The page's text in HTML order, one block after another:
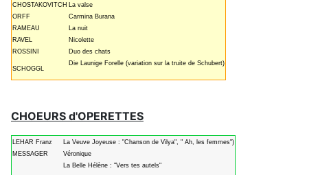
CHOSTAKOVITCH
La valse
ORFF
Carmina Burana
RAMEAU
La nuit
RAVEL
Nicolette
ROSSINI
Duo des chats
SCHOGGL
Die Launige Forelle (variation sur la truite de Schubert)
CHOEURS d'OPERETTES
LEHAR Franz
La Veuve Joyeuse : "Chanson de Vilya", " Ah, les femmes")
MESSAGER
Véronique
La Belle Hélène : "Vers tes autels"